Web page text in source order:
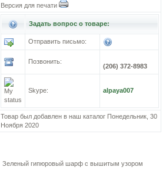
Версия для печати
Задать вопрос о товаре:
Отправить письмо:
Позвонить:
(206) 372-8983
Skype: alpaya007
Товар был добавлен в наш каталог Понедельник, 30
Ноября 2020
Зеленый гипюровый шарф с вышитым узором